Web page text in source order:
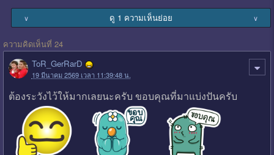
∨ ดู 1 ความเห็นย่อย ∨
ความคิดเห็นที่ 24
ToR_GerRarD
19 มีนาคม 2569 เวลา 11:39:48 น.
ต้องระวังไว้ให้มากเลยนะครับ ขอบคุณที่มาแบ่งปันครับ